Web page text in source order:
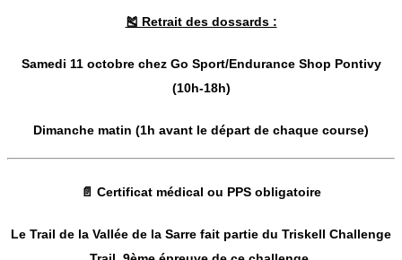
🎽 Retrait des dossards :
Samedi 11 octobre chez Go Sport/Endurance Shop Pontivy
(10h-18h)
Dimanche matin (1h avant le départ de chaque course)
📄 Certificat médical ou PPS obligatoire
Le Trail de la Vallée de la Sarre fait partie du Triskell Challenge